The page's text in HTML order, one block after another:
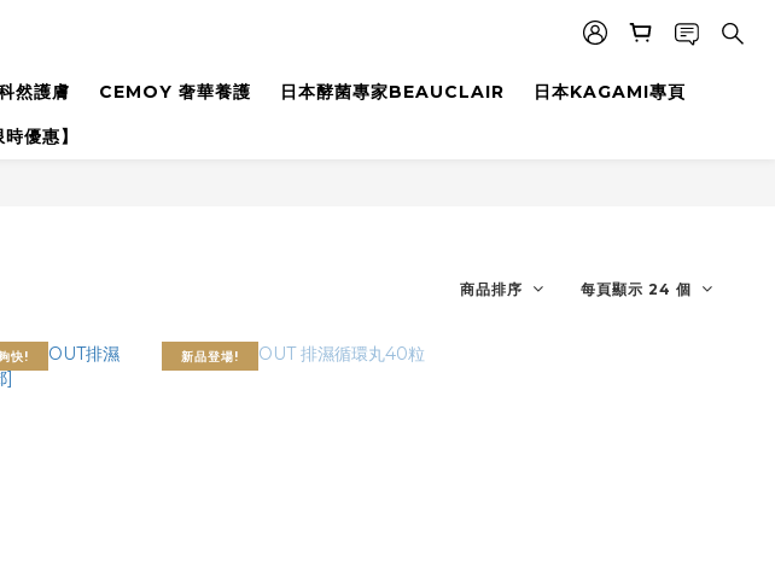
然護膚 CEMOY 奢華養護 日本酵菌專家BEAUCLAIR 日本KAGAMI專頁
時優惠】
商品排序 每頁顯示 24 個
快! 新品登場!